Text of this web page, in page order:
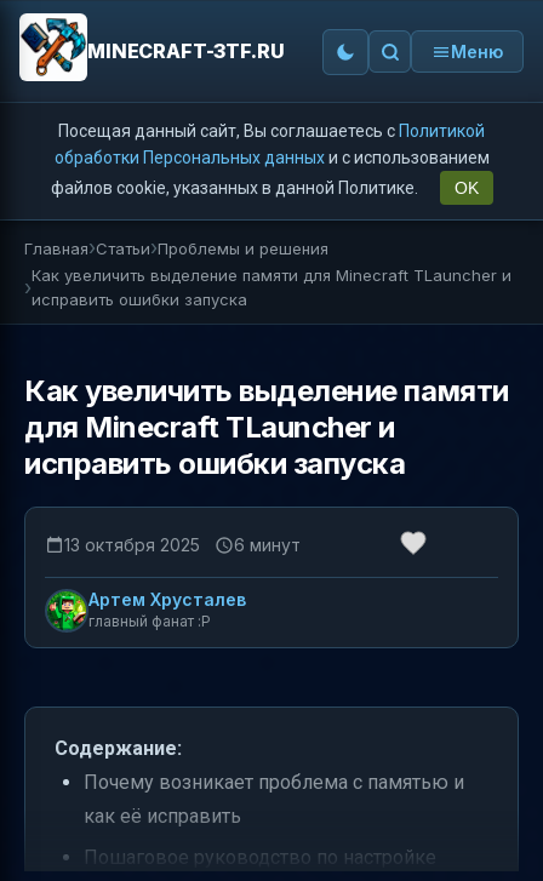
MINECRAFT-3TF.RU Меню
Посещая данный сайт, Вы соглашаетесь с Политикой
обработки Персональных данныхи с использованием
файлов cookie, указанных в данной Политике.
OK
Главная Статьи Проблемы и решения
Как увеличить выделение памяти для Minecraft TLauncher и
исправить ошибки запуска
Как увеличить выделение памяти
для Minecraft TLauncher и
исправить ошибки запуска
13 октября 2025 6 минут
Артем Хрусталев
главный фанат :P
Содержание:
Почему возникает проблема с памятью и
как её исправить
Пошаговое руководство по настройке